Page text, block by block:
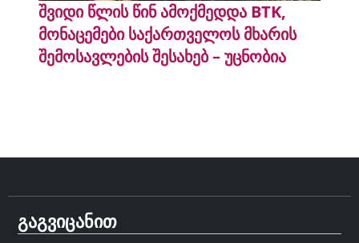
შვიდი წლის წინ ამოქმედდა BTK,
მონაცემები საქართველოს მხარის
შემოსავლების შესახებ – უცნობია
გაგვიცანით